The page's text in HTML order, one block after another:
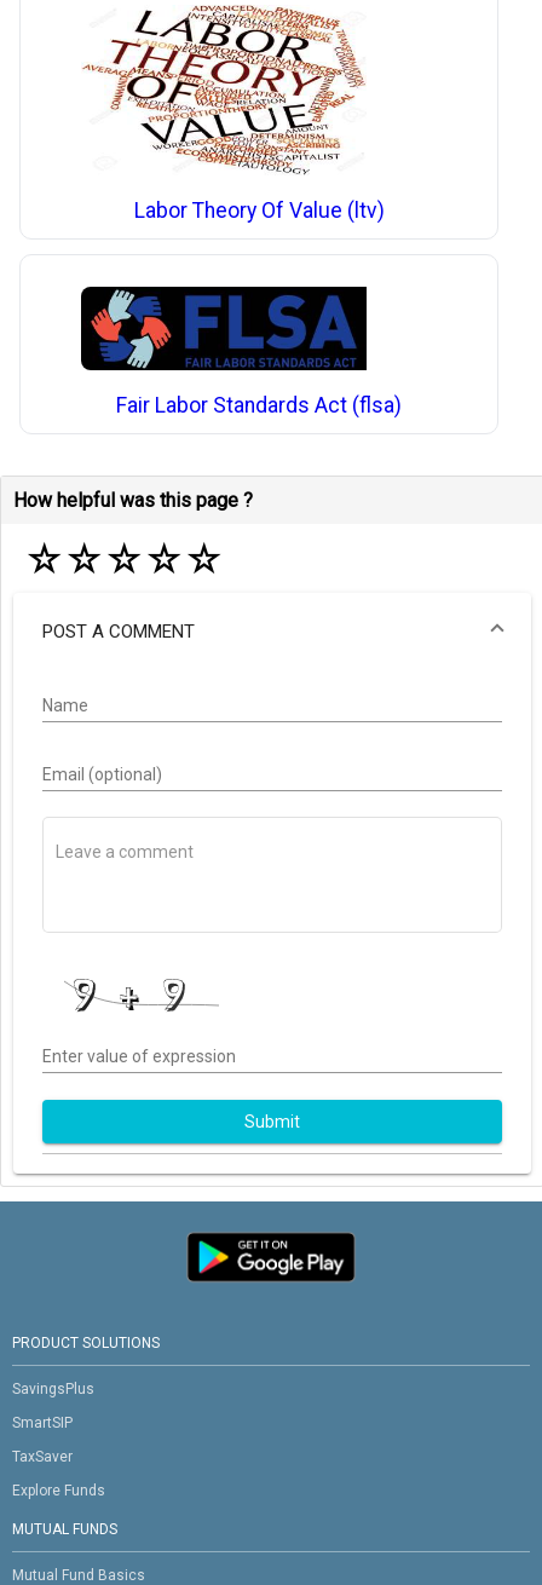
Labor Theory Of Value (ltv)
Fair Labor Standards Act (flsa)
How helpful was this page ?
☆☆☆☆☆
POST A COMMENT
Name
Email (optional)
Enter value of expression
Submit
PRODUCT SOLUTIONS
SavingsPlus
SmartSIP
TaxSaver
Explore Funds
MUTUAL FUNDS
Mutual Fund Basics